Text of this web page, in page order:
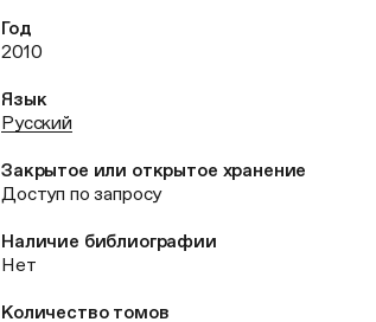
Год
2010
Язык
Русский
Закрытое или открытое хранение
Доступ по запросу
Наличие библиографии
Нет
Количество томов